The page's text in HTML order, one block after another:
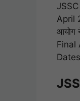
April
आयोग
Final
Dates